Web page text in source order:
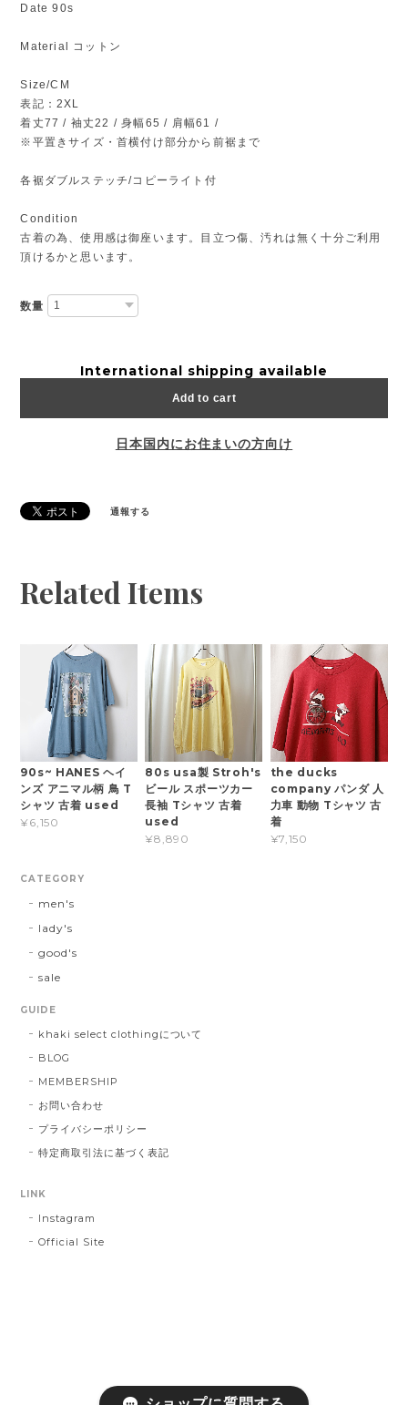
Date 90s
Material コットン
Size/CM
表記：2XL
着丈77 / 袖丈22 / 身幅65 / 肩幅61 /
※平置きサイズ・首横付け部分から前裾まで
各裾ダブルステッチ/コピーライト付
Condition
古着の為、使用感は御座います。目立つ傷、汚れは無く十分ご利用
頂けるかと思います。
数量
International shipping available
Add to cart
日本国内にお住まいの方向け
通報する
Related Items
90s~ HANES ヘイ
ンズ アニマル柄 鳥 T
シャツ 古着 used
¥6,150
80s usa製 Stroh's
ビール スポーツカー
長袖 Tシャツ 古着
used
¥8,890
the ducks
company パンダ 人
力車 動物 Tシャツ 古
着
¥7,150
CATEGORY
men's
lady's
good's
sale
GUIDE
khaki select clothingについて
BLOG
MEMBERSHIP
お問い合わせ
プライバシーポリシー
特定商取引法に基づく表記
LINK
Instagram
Official Site